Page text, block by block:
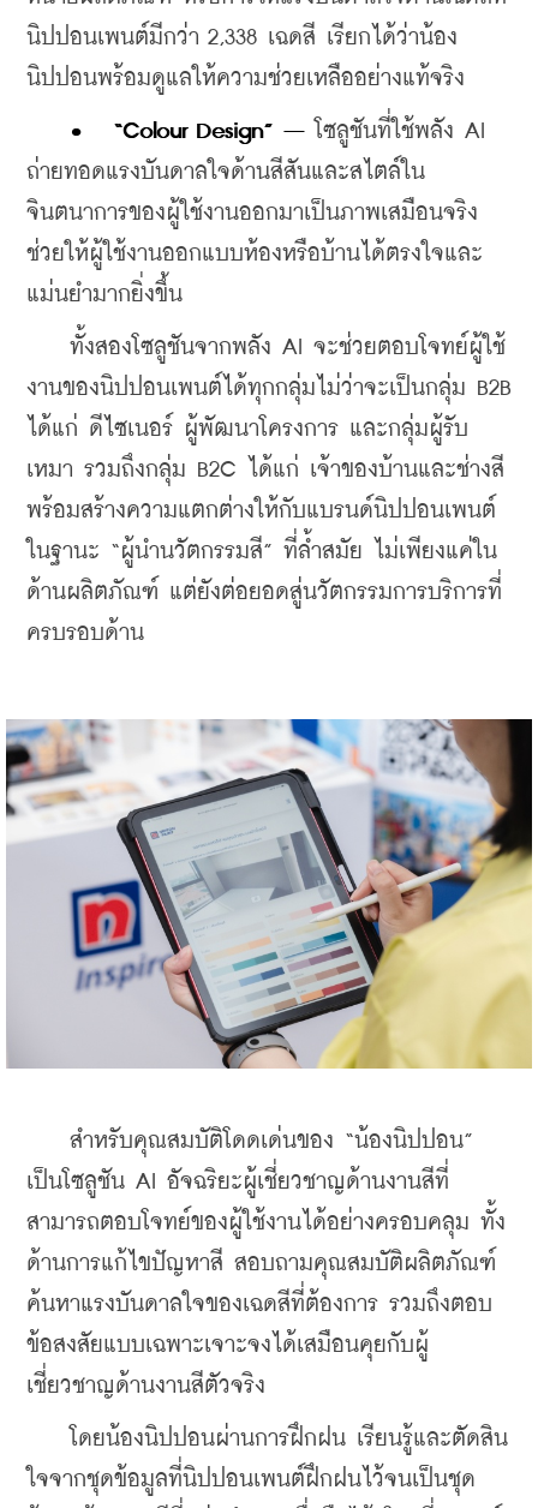
นิปปอนเพนต์มีกว่า 2,338 เฉดสี เรียกได้ว่าน้อง
นิปปอนพร้อมดูแลให้ความช่วยเหลืออย่างแท้จริง
•	“Colour Design” – โซลูชันที่ใช้พลัง AI
ถ่ายทอดแรงบันดาลใจด้านสีสันและสไตล์ใน
จินตนาการของผู้ใช้งานออกมาเป็นภาพเสมือนจริง
ช่วยให้ผู้ใช้งานออกแบบห้องหรือบ้านได้ตรงใจและ
แม่นยำมากยิ่งขึ้น
ทั้งสองโซลูชันจากพลัง AI จะช่วยตอบโจทย์ผู้ใช้
งานของนิปปอนเพนต์ได้ทุกกลุ่มไม่ว่าจะเป็นกลุ่ม B2B
ได้แก่ ดีไซเนอร์ ผู้พัฒนาโครงการ และกลุ่มผู้รับ
เหมา รวมถึงกลุ่ม B2C ได้แก่ เจ้าของบ้านและช่างสี
พร้อมสร้างความแตกต่างให้กับแบรนด์นิปปอนเพนต์
ในฐานะ “ผู้นำนวัตกรรมสี” ที่ล้ำสมัย ไม่เพียงแค่ใน
ด้านผลิตภัณฑ์ แต่ยังต่อยอดสู่นวัตกรรมการบริการที่
ครบรอบด้าน
สำหรับคุณสมบัติโดดเด่นของ “น้องนิปปอน”
เป็นโซลูชัน AI อัจฉริยะผู้เชี่ยวชาญด้านงานสีที่
สามารถตอบโจทย์ของผู้ใช้งานได้อย่างครอบคลุม ทั้ง
ด้านการแก้ไขปัญหาสี สอบถามคุณสมบัติผลิตภัณฑ์
ค้นหาแรงบันดาลใจของเฉดสีที่ต้องการ รวมถึงตอบ
ข้อสงสัยแบบเฉพาะเจาะจงได้เสมือนคุยกับผู้
เชี่ยวชาญด้านงานสีตัวจริง
โดยน้องนิปปอนผ่านการฝึกฝน เรียนรู้และตัดสิน
ใจจากชุดข้อมูลที่นิปปอนเพนต์ฝึกฝนไว้จนเป็นชุด